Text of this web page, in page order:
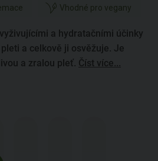
Vhodné pro vegany
a hydratačními účinky
a celkově ji osvěžuje. Je
a zralou pleť. Číst více...